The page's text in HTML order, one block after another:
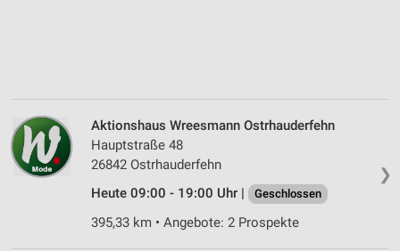
❯
Aktionshaus Wreesmann Ostrhauderfehn
Hauptstraße 48
26842 Ostrhauderfehn
Heute 09:00 - 19:00 Uhr |
Geschlossen
395,33 km • Angebote: 2 Prospekte